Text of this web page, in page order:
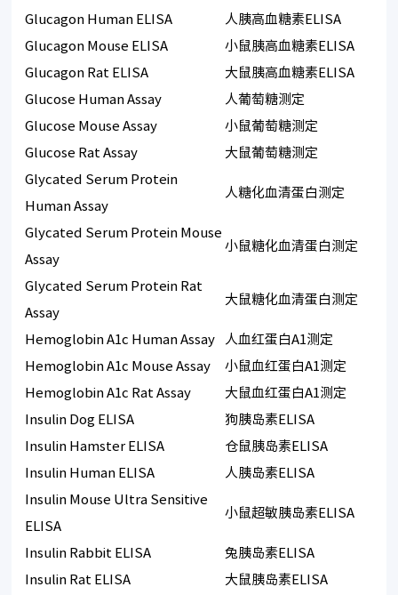
Glucagon Human ELISA
人胰高血糖素ELISA
Glucagon Mouse ELISA
小鼠胰高血糖素ELISA
Glucagon Rat ELISA
大鼠胰高血糖素ELISA
Glucose Human Assay
人葡萄糖测定
Glucose Mouse Assay
小鼠葡萄糖测定
Glucose Rat Assay
大鼠葡萄糖测定
Glycated Serum Protein
Human Assay
人糖化血清蛋白测定
Glycated Serum Protein Mouse
Assay
小鼠糖化血清蛋白测定
Glycated Serum Protein Rat
Assay
大鼠糖化血清蛋白测定
Hemoglobin A1c Human Assay
人血红蛋白A1测定
Hemoglobin A1c Mouse Assay
小鼠血红蛋白A1测定
Hemoglobin A1c Rat Assay
大鼠血红蛋白A1测定
Insulin Dog ELISA
狗胰岛素ELISA
Insulin Hamster ELISA
仓鼠胰岛素ELISA
Insulin Human ELISA
人胰岛素ELISA
Insulin Mouse Ultra Sensitive
ELISA
小鼠超敏胰岛素ELISA
Insulin Rabbit ELISA
兔胰岛素ELISA
Insulin Rat ELISA
大鼠胰岛素ELISA